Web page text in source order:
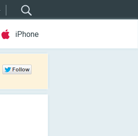
iPhone